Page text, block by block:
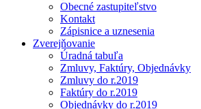
Obecné zastupiteľstvo
Kontakt
Zápisnice a uznesenia
Zverejňovanie
Úradná tabuľa
Zmluvy, Faktúry, Objednávky
Zmluvy do r.2019
Faktúry do r.2019
Objednávky do r.2019